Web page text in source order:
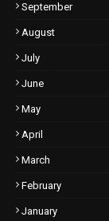
September
August
July
June
May
April
March
February
January